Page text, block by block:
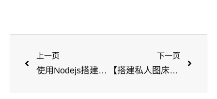
上一页
使用Nodejs搭建简单的HTTP服务器 – 内网穿透公网远程访问
下一页
【搭建私人图床】使用LightPicture开源搭建图片管理系统并远程访问